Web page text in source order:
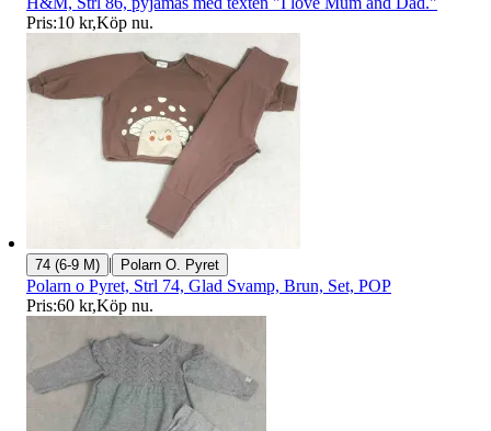
Pris:10 kr,Köp nu.
74 (6-9 M) | Polarn O. Pyret
Polarn o Pyret, Strl 74, Glad Svamp, Brun, Set, POP
Pris:60 kr,Köp nu.